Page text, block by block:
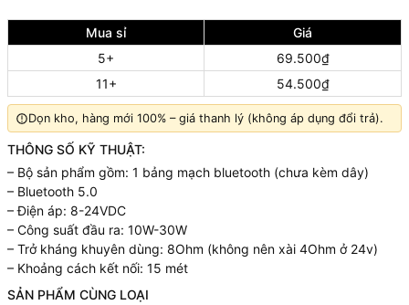
Mua sỉ
Giá
5+
69.500₫
11+
54.500₫
Dọn kho, hàng mới 100% – giá thanh lý (không áp dụng đổi trả).
THÔNG SỐ KỸ THUẬT:
– Bộ sản phẩm gồm: 1 bảng mạch bluetooth (chưa kèm dây)
– Bluetooth 5.0
– Điện áp: 8-24VDC
– Công suất đầu ra: 10W-30W
– Trở kháng khuyên dùng: 8Ohm (không nên xài 4Ohm ở 24v)
– Khoảng cách kết nối: 15 mét
SẢN PHẨM CÙNG LOẠI